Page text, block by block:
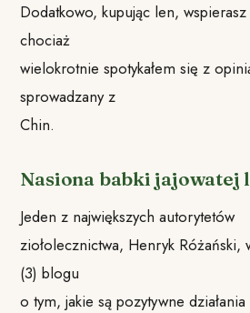
Dodatkowo, kupując len,
chociaż
wielokrotnie spotykałem się z
sprowadzany z
Chin.
Nasiona babki jajowatej
Jeden z największych autorytetów
ziołolecznictwa, Henryk Różański,
(3)⁠ blogu
o tym, jakie są pozytywne